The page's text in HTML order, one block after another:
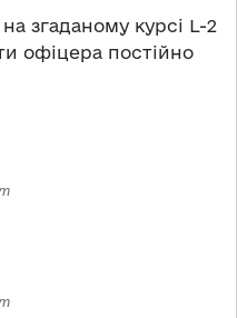
згаданому курсі L-2
офіцера постійно